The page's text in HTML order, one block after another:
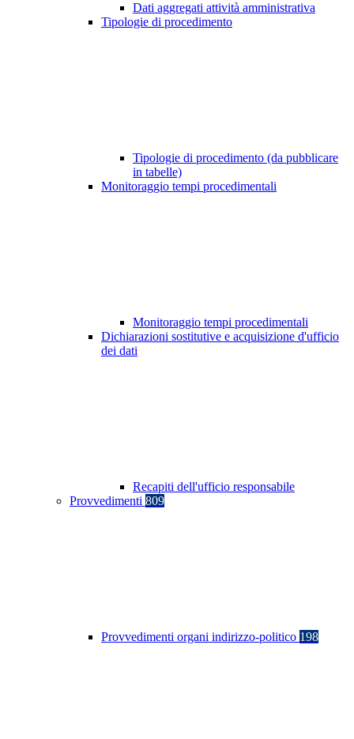
Dati aggregati attività amministrativa
Tipologie di procedimento
Tipologie di procedimento (da pubblicare
in tabelle)
Monitoraggio tempi procedimentali
Monitoraggio tempi procedimentali
Dichiarazioni sostitutive e acquisizione d'ufficio
dei dati
Recapiti dell'ufficio responsabile
Provvedimenti 809
Provvedimenti organi indirizzo-politico 198